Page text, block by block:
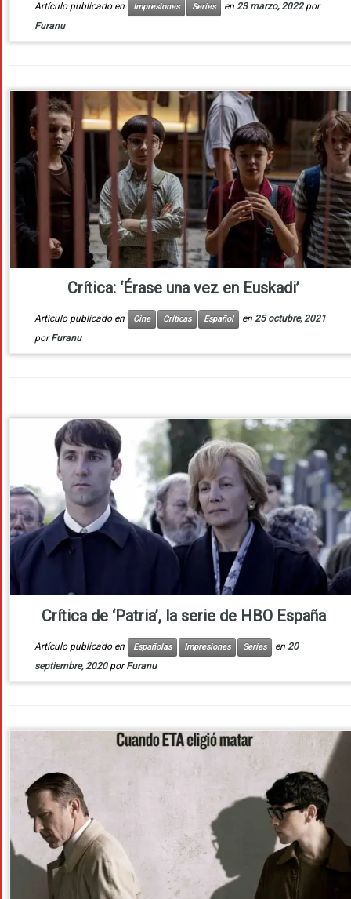
Artículo publicado en Impresiones Series en 23 marzo, 2022 por
Furanu
Crítica: ‘Érase una vez en Euskadi’
Artículo publicado en Cine Críticas Español en 25 octubre, 2021
porFuranu
Crítica de ‘Patria’, la serie de HBO España
Artículo publicado en Españolas Impresiones Series en 20
septiembre, 2020 porFuranu